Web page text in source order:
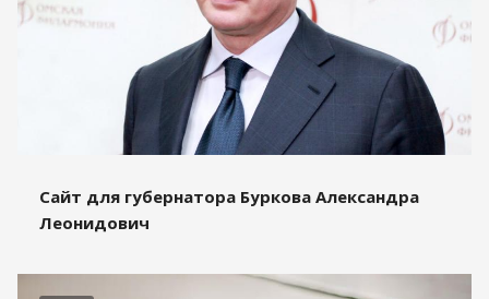
Сайт для губернатора Буркова Александра
Леонидович